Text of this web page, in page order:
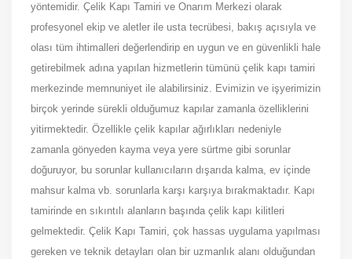
yöntemidir. Çelik Kapı Tamiri ve Onarım Merkezi olarak
profesyonel ekip ve aletler ile usta tecrübesi, bakış açısıyla ve
olası tüm ihtimalleri değerlendirip en uygun ve en güvenlikli hale
getirebilmek adına yapılan hizmetlerin tümünü çelik kapı tamiri
merkezinde memnuniyet ile alabilirsiniz. Evimizin ve işyerimizin
birçok yerinde sürekli olduğumuz kapılar zamanla özelliklerini
yitirmektedir. Özellikle çelik kapılar ağırlıkları nedeniyle
zamanla gönyeden kayma veya yere sürtme gibi sorunlar
doğuruyor, bu sorunlar kullanıcıların dışarıda kalma, ev içinde
mahsur kalma vb. sorunlarla karşı karşıya bırakmaktadır. Kapı
tamirinde en sıkıntılı alanların başında çelik kapı kilitleri
gelmektedir. Çelik Kapı Tamiri, çok hassas uygulama yapılması
gereken ve teknik detayları olan bir uzmanlık alanı olduğundan